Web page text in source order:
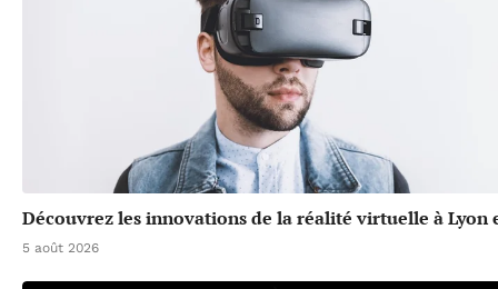
Découvrez les innovations de la réalité virtuelle à Lyon
5 août 2026